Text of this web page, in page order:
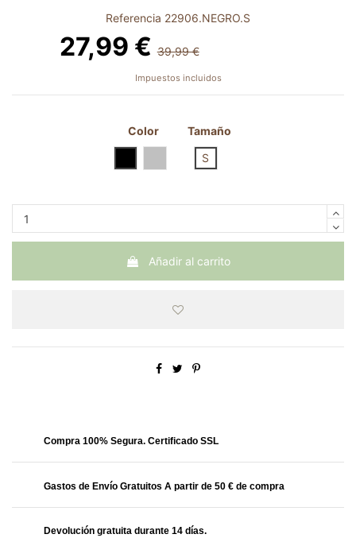
Referencia 22906.NEGRO.S
27,99 € 39,99 €
Impuestos incluidos
Color
Tamaño
S
Añadir al carrito
Compra 100% Segura. Certificado SSL
Gastos de Envío Gratuitos A partir de 50 € de compra
Devolución gratuita durante 14 días.